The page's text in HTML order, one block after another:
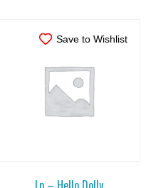
Save to Wishlist